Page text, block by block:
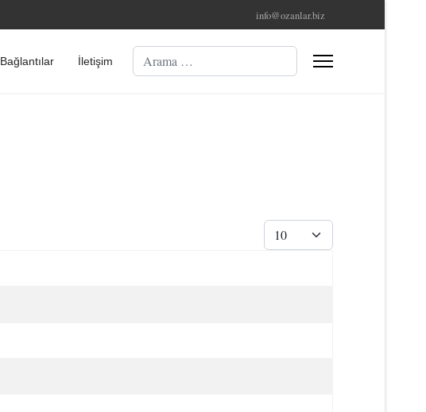
info@ozanlar.biz
Bağlantılar İletişim Arama
Göster #